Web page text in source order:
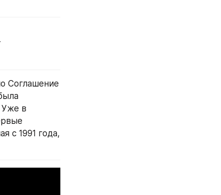
Соглашение
Уже в
с 1991 года,